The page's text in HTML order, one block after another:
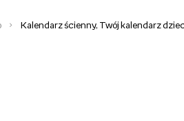
Kalendarz ścienny, Twój kalendarz